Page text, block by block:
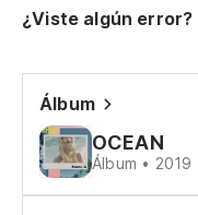
¿Viste algún error?
Álbum
OCEAN
Álbum • 2019